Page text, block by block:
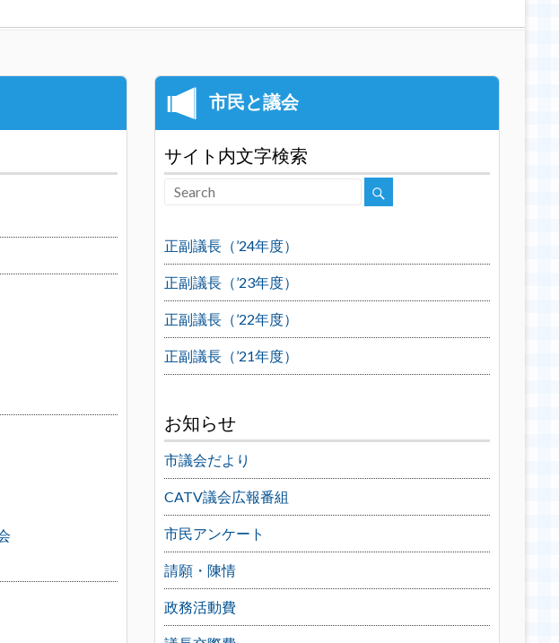
サイト内文字検索
正副議長（’24年度）
正副議長（’23年度）
正副議長（’22年度）
正副議長（’21年度）
お知らせ
市議会だより
CATV議会広報番組
市民アンケート
請願・陳情
政務活動費